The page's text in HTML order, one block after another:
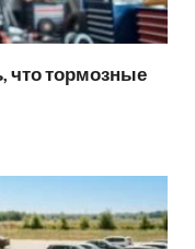
что тормозные